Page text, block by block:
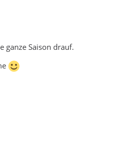
ganze Saison drauf.